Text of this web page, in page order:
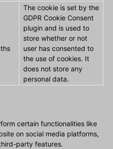
The cookie is set by the
GDPR Cookie Consent
plugin and is used to
store whether or not
user has consented to
the use of cookies. It
does not store any
personal data.
certain functionalities like
on social media platforms,
party features.